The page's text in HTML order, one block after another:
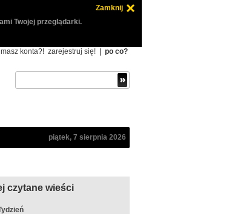
Zamknij
Twojej przeglądarki.
masz konta?! zarejestruj się! po co?
piątek, 7 sierpnia 2026
czytane wieści